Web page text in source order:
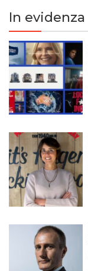
In evidenza